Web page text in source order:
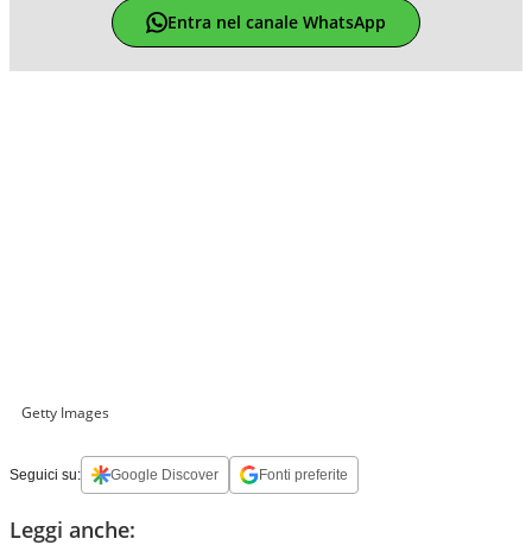
Entra nel canale WhatsApp
Getty Images
Seguici su: Google Discover Fonti preferite
Leggi anche: